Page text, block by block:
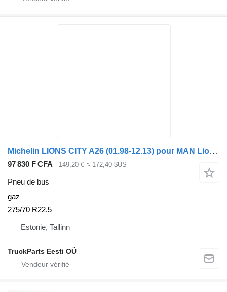
Michelin LIONS CITY A26 (01.98-12.13) pour MAN Lion's bus (1991-)
97 830 F CFA 149,20 € ≈ 172,40 $US
Pneu de bus
gaz
275/70 R22.5
Estonie, Tallinn
TruckParts Eesti OÜ